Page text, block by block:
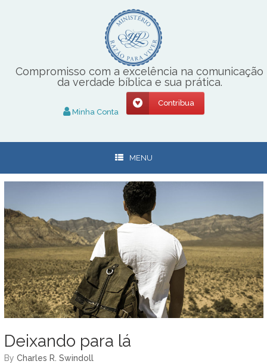
Compromisso com a excelência na comunicação
da verdade bíblica e sua prática.
Minha Conta
Contribua
MENU
Deixando para lá
by Charles R. Swindoll